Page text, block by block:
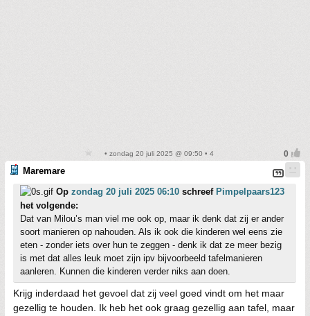
• zondag 20 juli 2025 @ 09:50 • 4
Maremare
Op zondag 20 juli 2025 06:10 schreef Pimpelpaars123
het volgende:
Dat van Milou’s man viel me ook op, maar ik denk dat zij er ander
soort manieren op nahouden. Als ik ook die kinderen wel eens zie
eten - zonder iets over hun te zeggen - denk ik dat ze meer bezig
is met dat alles leuk moet zijn ipv bijvoorbeeld tafelmanieren
aanleren. Kunnen die kinderen verder niks aan doen.
Krijg inderdaad het gevoel dat zij veel goed vindt om het maar
gezellig te houden. Ik heb het ook graag gezellig aan tafel, maar